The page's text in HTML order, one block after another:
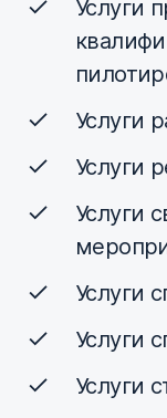
Услуги
Услуги
Услуги
Услуги
Услуги
Услуги
Услуги